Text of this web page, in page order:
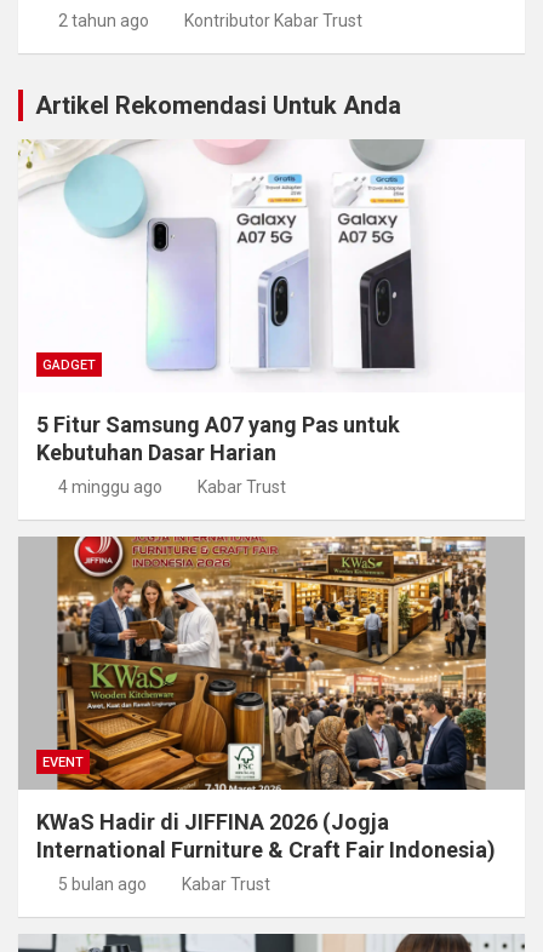
2 tahun ago Kontributor Kabar Trust
Artikel Rekomendasi Untuk Anda
GADGET
5 Fitur Samsung A07 yang Pas untuk
Kebutuhan Dasar Harian
4 minggu ago Kabar Trust
EVENT
KWaS Hadir di JIFFINA 2026 (Jogja
International Furniture & Craft Fair Indonesia)
5 bulan ago Kabar Trust